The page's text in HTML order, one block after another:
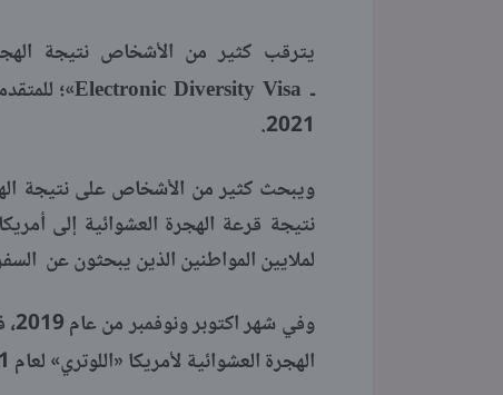
ـ Electronic Diversity Visa»؛
2021.
لملايين المواطنين الذين يبحثون عن
الهجرة العشوائية لأمريكا «اللوتري» لعام 2021، من خلال هذا الرابط: (